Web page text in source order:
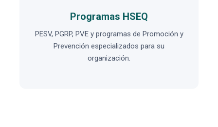
Programas HSEQ
PESV, PGRP, PVE y programas de Promoción y
Prevención especializados para su
organización.